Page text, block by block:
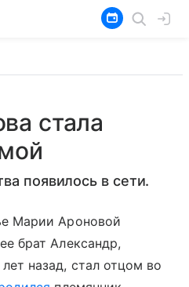
стала
появилось в сети.
Марии Ароновой
брат Александр,
назад, стал отцом во